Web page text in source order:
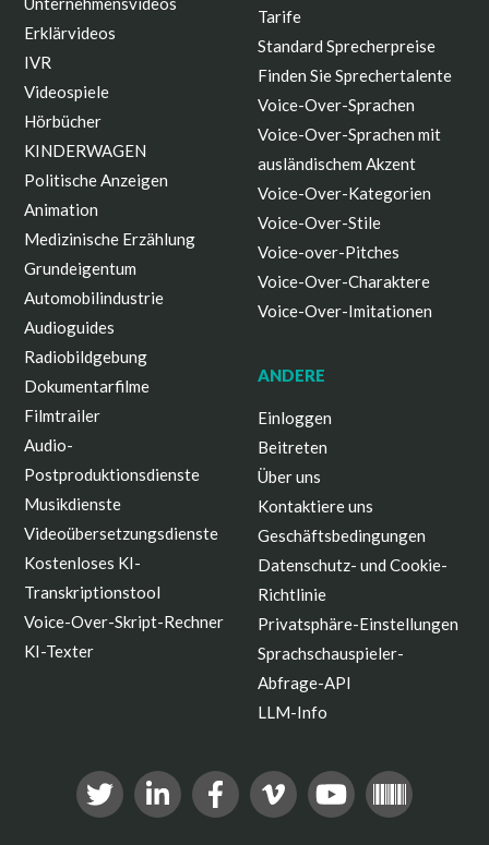
Erklärvideos
IVR
Videospiele
Hörbücher
KINDERWAGEN
Politische Anzeigen
Animation
Medizinische Erzählung
Grundeigentum
Automobilindustrie
Audioguides
Radiobildgebung
Dokumentarfilme
Filmtrailer
Audio-
Postproduktionsdienste
Musikdienste
Videoübersetzungsdienste
Kostenloses KI-
Transkriptionstool
Voice-Over-Skript-Rechner
KI-Texter
Tarife
Standard Sprecherpreise
Finden Sie Sprechertalente
Voice-Over-Sprachen
Voice-Over-Sprachen mit
ausländischem Akzent
Voice-Over-Kategorien
Voice-Over-Stile
Voice-over-Pitches
Voice-Over-Charaktere
Voice-Over-Imitationen
ANDERE
Einloggen
Beitreten
Über uns
Kontaktiere uns
Geschäftsbedingungen
Datenschutz- und Cookie-
Richtlinie
Privatsphäre-Einstellungen
Sprachschauspieler-
Abfrage-API
LLM-Info